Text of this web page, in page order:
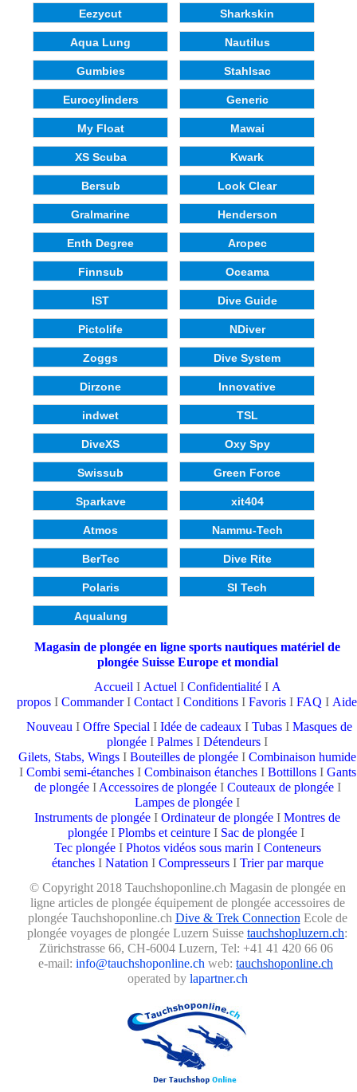
Eezycut Sharkskin
Aqua Lung Nautilus
Gumbies Stahlsac
Eurocylinders Generic
My Float Mawai
XS Scuba Kwark
Bersub Look Clear
Gralmarine Henderson
Enth Degree Aropec
Finnsub Oceama
IST Dive Guide
Pictolife NDiver
Zoggs Dive System
Dirzone Innovative
indwet TSL
DiveXS Oxy Spy
Swissub Green Force
Sparkave xit404
Atmos Nammu-Tech
BerTec Dive Rite
Polaris SI Tech
Aqualung
Magasin de plongée en ligne sports nautiques matériel de
plongée Suisse Europe et mondial
Accueil I Actuel I Confidentialité I A
propos I Commander I Contact I Conditions I Favoris I FAQ I
Nouveau I Offre Special I Idée de cadeaux I Tubas I Masques de
plongée I Palmes I Détendeurs I
Gilets, Stabs, Wings I Bouteilles de plongée I Combinaison humide
I Combi semi-étanches I Combinaison étanches I Bottillons I Gants
de plongée I Accessoires de plongée I Couteaux de plongée I
Lampes de plongée I
Instruments de plongée I Ordinateur de plongée I Montres de
plongée I Plombs et ceinture I Sac de plongée I
Tec plongée I Photos vidéos sous marin I Conteneurs
étanches I Natation I CompresseursI Trier par marque
© Copyright 2018 Tauchshoponline.ch Magasin de plongée en
ligne articles de plongée équipement de plongée accessoires de
plongée Tauchshoponline.ch Dive & Trek Connection Ecole de
plongée voyages de plongée Luzern Suisse tauchshopluzern.ch:
Zürichstrasse 66, CH-6004 Luzern, Tel: +41 41 420 66 06
e-mail: info@tauchshoponline.ch web: tauchshoponline.ch
operated by lapartner.ch